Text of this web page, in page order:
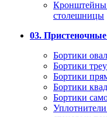
Кронштейны
столешницы
03.
Бортики
Бортики
Бортики
Бортики
Бортики